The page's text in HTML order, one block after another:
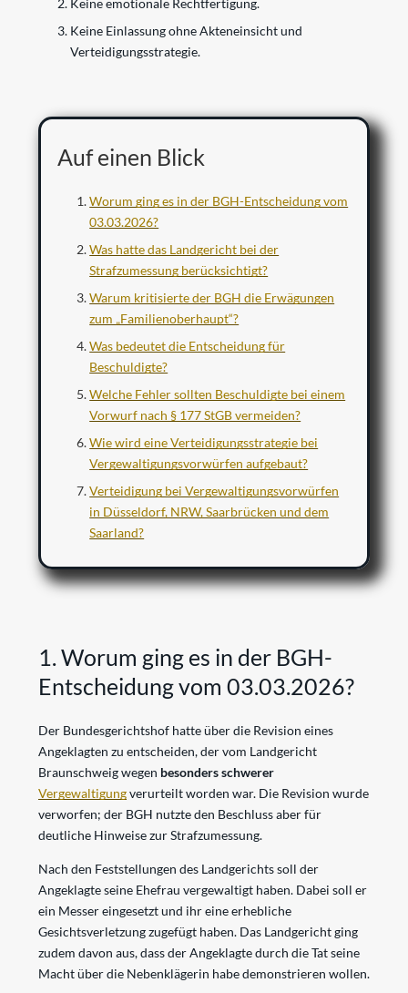
Keine Einlassung ohne Akteneinsicht und
Verteidigungsstrategie.
Auf einen Blick
Worum ging es in der BGH-Entscheidung vom
03.03.2026?
Was hatte das Landgericht bei der
Strafzumessung berücksichtigt?
Warum kritisierte der BGH die Erwägungen
zum „Familienoberhaupt“?
Was bedeutet die Entscheidung für
Beschuldigte?
Welche Fehler sollten Beschuldigte bei einem
Vorwurf nach § 177 StGB vermeiden?
Wie wird eine Verteidigungsstrategie bei
Vergewaltigungsvorwürfen aufgebaut?
Verteidigung bei Vergewaltigungsvorwürfen
in Düsseldorf, NRW, Saarbrücken und dem
Saarland?
1. Worum ging es in der BGH-
Entscheidung vom 03.03.2026?
Der Bundesgerichtshof hatte über die Revision eines
Angeklagten zu entscheiden, der vom Landgericht
Braunschweig wegen besonders schwerer
Vergewaltigungverurteilt worden war. Die Revision wurde
verworfen; der BGH nutzte den Beschluss aber für
deutliche Hinweise zur Strafzumessung.
Nach den Feststellungen des Landgerichts soll der
Angeklagte seine Ehefrau vergewaltigt haben. Dabei soll er
ein Messer eingesetzt und ihr eine erhebliche
Gesichtsverletzung zugefügt haben. Das Landgericht ging
zudem davon aus, dass der Angeklagte durch die Tat seine
Macht über die Nebenklägerin habe demonstrieren wollen.